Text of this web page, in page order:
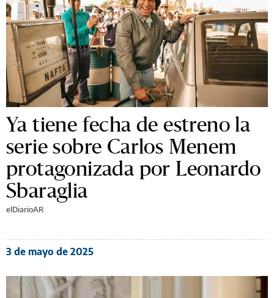
Ya tiene fecha de estreno la
serie sobre Carlos Menem
protagonizada por Leonardo
Sbaraglia
elDiarioAR
3 de mayo de 2025